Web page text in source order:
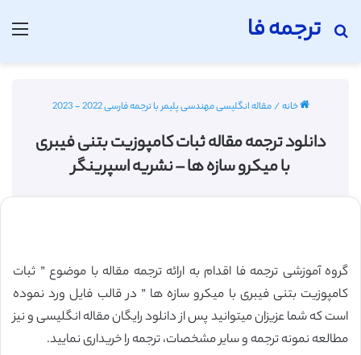
ترجمه فا
جستجو برای
خانه/مقاله انگلیسی مهندسی پلیمر با ترجمه فارسی 2022 - 2023
دانلود ترجمه مقاله ثبات کامپوزیت بتنی فیبری
با میکرو سازه ها – نشریه اسپرینگر
گروه آموزشی ترجمه فا اقدام به ارائه ترجمه مقاله با موضوع ” ثبات
کامپوزیت بتنی فیبری با میکرو سازه ها ” در قالب فایل ورد نموده
است که شما عزیزان میتوانید پس از دانلود رایگان مقاله انگلیسی و نیز
مطالعه نمونه ترجمه و سایر مشخصات، ترجمه را خریداری نمایید.